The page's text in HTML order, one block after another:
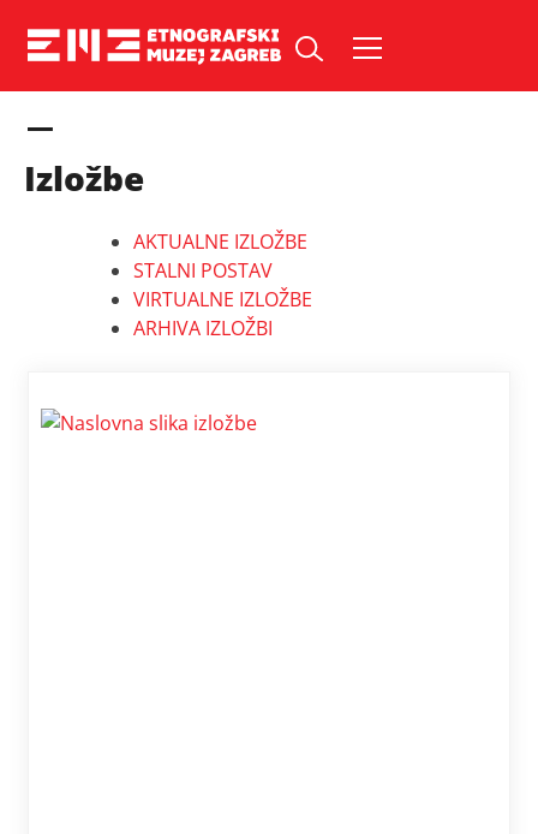
Izložbe
AKTUALNE IZLOŽBE
STALNI POSTAV
VIRTUALNE IZLOŽBE
ARHIVA IZLOŽBI